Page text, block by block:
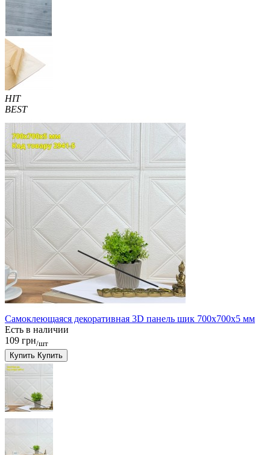
HIT
BEST
Самоклеющаяся декоративная 3D панель шик 700x700x5 мм
Есть в наличии
109 грн/шт
Купить Купить